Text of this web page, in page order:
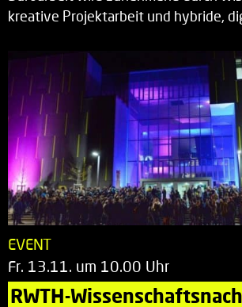
kreative Projektarbeit und hybride,
EVENT
Fr. 13.11. um 10.00 Uhr
RWTH-